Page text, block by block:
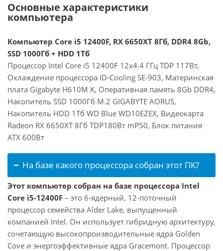
Основные характеристики
компьютера
Компьютер Core i5 12400F, RX 6650XT 8Гб, DDR4 8Gb,
SSD 1000Гб + HDD 1Тб
Процессор Intel Core i5 12400F 12x4.4 ГГц TDP 117Вт,
Охлаждение процессора ID-Cooling SE-903, Материнская
плата Gigabyte H610M K, Оперативная память 8Gb DDR4,
Накопитель SSD 1000Гб M.2 GIGABYTE AORUS,
Накопитель HDD 1Тб WD Blue WD10EZEX, Видеокарта
Radeon RX 6650XT 8Гб TDP180Вт mP50, Блок питания
ATX 600Вт
На базе какого процессора собран этот ПК?
Этот компьютер собран на базе процессора Intel
Core i5-12400F – это 6-ядерный, 12-поточный
процессор семейства Alder Lake, выпущенный
компанией Intel. Он использует гибридную архитектуру,
сочетающую высокопроизводительные ядра Golden
Cove и энергоэффективные ядра Gracemont. Процессор